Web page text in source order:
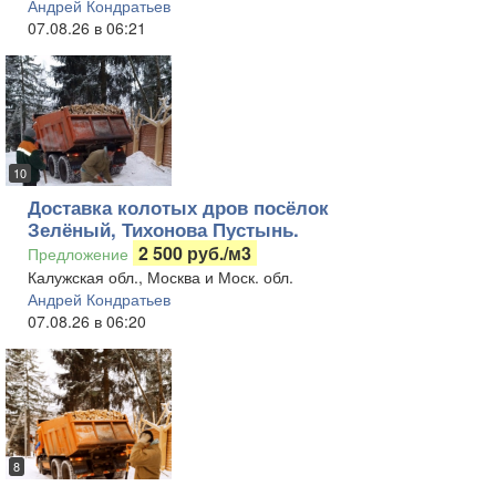
Андрей Кондратьев
07.08.26 в 06:21
10
Доставка колотых дров посёлок
Зелёный, Тихонова Пустынь.
Предложение 2 500 руб./м3
Калужская обл., Москва и Моск. обл.
Андрей Кондратьев
07.08.26 в 06:20
8